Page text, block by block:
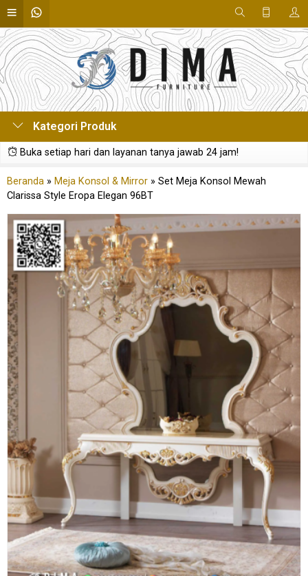
Kategori Produk
Buka setiap hari dan layanan tanya jawab 24 jam!
Beranda » Meja Konsol & Mirror » Set Meja Konsol Mewah
Clarissa Style Eropa Elegan 96BT